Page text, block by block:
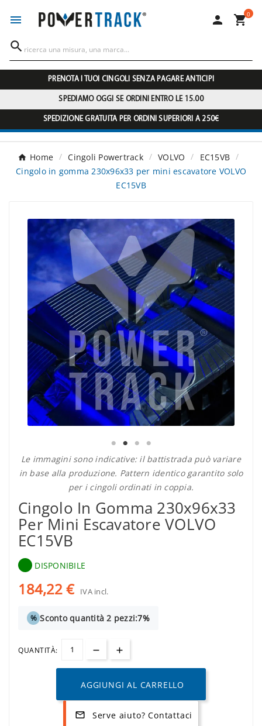
  0

PRENOTA I TUOI CINGOLI SENZA PAGARE ANTICIPI
SPEDIAMO OGGI SE ORDINI ENTRO LE 15.00
SPEDIZIONE GRATUITA PER ORDINI SUPERIORI A 250€
Home Cingoli Powertrack VOLVO
EC15VB
Cingolo in gomma 230x96x33 per mini escavatore VOLVO
EC15VB
Le immagini sono indicative: il battistrada può variare
in base alla produzione. Pattern identico garantito solo
per i cingoli ordinati in coppia.
Cingolo In Gomma 230x96x33
Per Mini Escavatore VOLVO
EC15VB
DISPONIBILE
184,22 € IVA incl.
% Sconto quantità 2 pezzi:7%
QUANTITÀ:
AGGIUNGI AL CARRELLO
mail_outline Serve aiuto? Contattaci